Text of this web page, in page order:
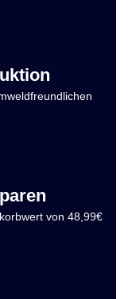
von 48,99€